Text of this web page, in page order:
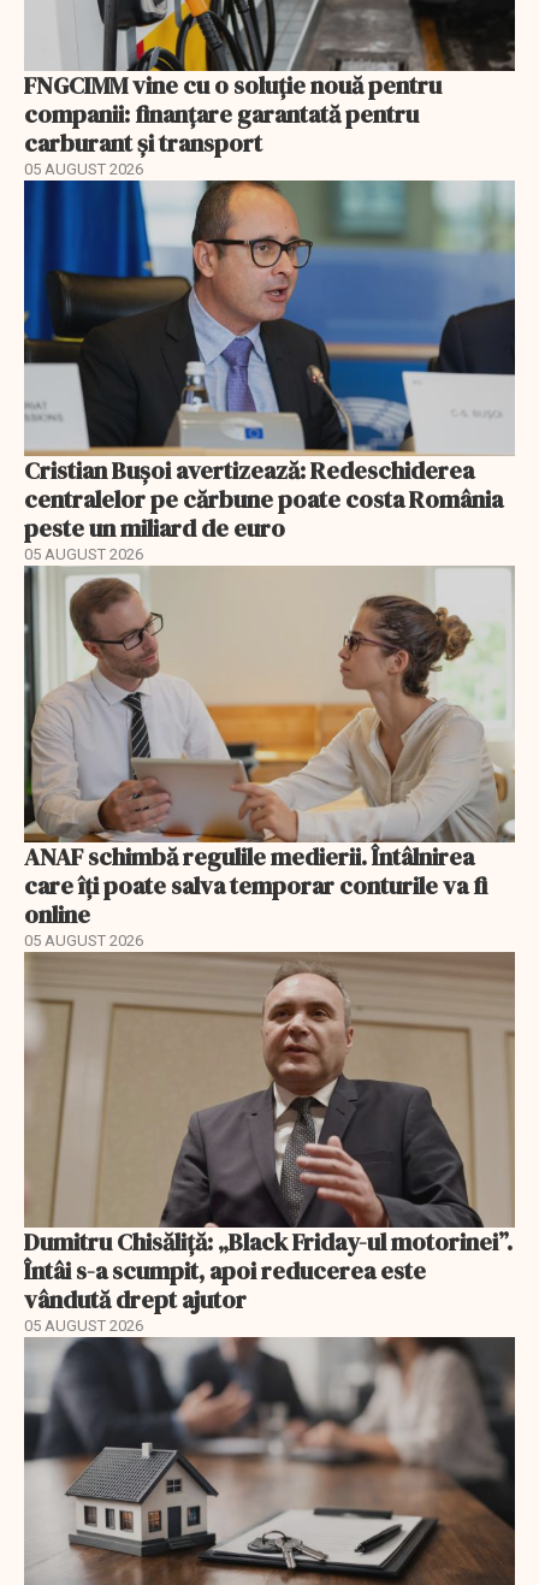
FNGCIMM vine cu o soluție nouă pentru
companii: finanțare garantată pentru
carburant și transport
05 AUGUST 2026
Cristian Bușoi avertizează: Redeschiderea
centralelor pe cărbune poate costa România
peste un miliard de euro
05 AUGUST 2026
ANAF schimbă regulile medierii. Întâlnirea
care îți poate salva temporar conturile va fi
online
05 AUGUST 2026
Dumitru Chisăliță: „Black Friday-ul motorinei”.
Întâi s-a scumpit, apoi reducerea este
vândută drept ajutor
05 AUGUST 2026